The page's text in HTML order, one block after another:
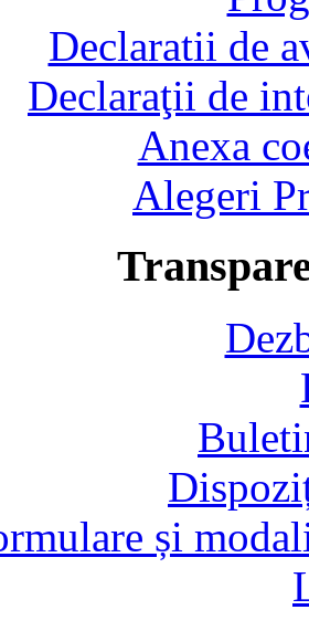
Declaratii de
Declaraţii de
Anexa
Alegeri
și